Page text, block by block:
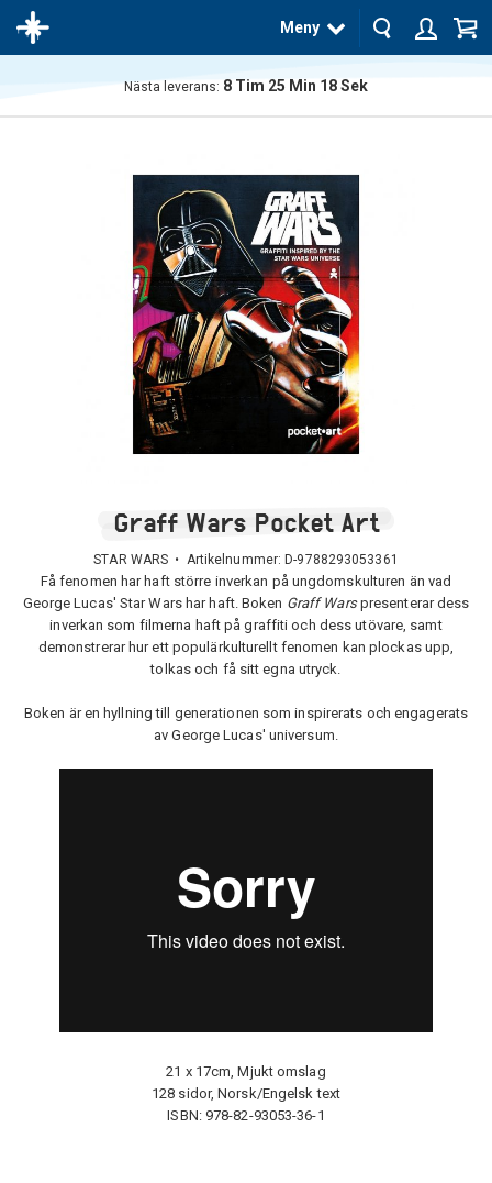
Meny
Nästa leverans: 8 Tim 25 Min 18Sek
Graff Wars Pocket Art
STAR WARS • Artikelnummer: D-9788293053361
Få fenomen har haft större inverkan på ungdomskulturen än vad
George Lucas' Star Wars har haft. Boken Graff Warspresenterar dess
inverkan som filmerna haft på graffiti och dess utövare, samt
demonstrerar hur ett populärkulturellt fenomen kan plockas upp,
tolkas och få sitt egna utryck.
Boken är en hyllning till generationen som inspirerats och engagerats
av George Lucas' universum.
21 x 17cm, Mjukt omslag
128 sidor, Norsk/Engelsk text
ISBN: 978-82-93053-36-1